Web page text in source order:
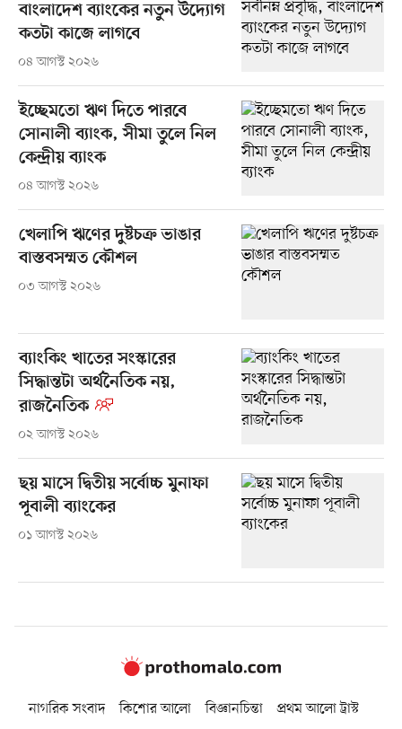
বাংলাদেশ ব্যাংকের নতুন উদ্যোগ
কতটা কাজে লাগবে
০৪ আগস্ট ২০২৬
ইচ্ছেমতো ঋণ দিতে পারবে
সোনালী ব্যাংক, সীমা তুলে নিল
কেন্দ্রীয় ব্যাংক
০৪ আগস্ট ২০২৬
খেলাপি ঋণের দুষ্টচক্র ভাঙার
বাস্তবসম্মত কৌশল
০৩ আগস্ট ২০২৬
ব্যাংকিং খাতের সংস্কারের
সিদ্ধান্তটা অর্থনৈতিক নয়,
রাজনৈতিক
০২ আগস্ট ২০২৬
ছয় মাসে দ্বিতীয় সর্বোচ্চ মুনাফা
পূবালী ব্যাংকের
০১ আগস্ট ২০২৬
নাগরিক সংবাদ কিশোর আলো বিজ্ঞানচিন্তা
প্রথম আলো ট্রাস্ট